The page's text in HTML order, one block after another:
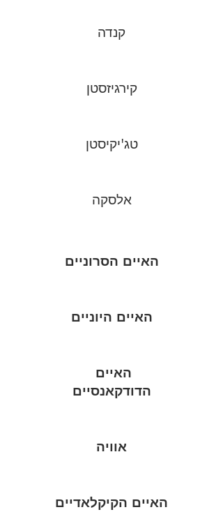
קנדה
קירגיזסטן
טג'יקיסטן
אלסקה
האיים הסרוניים
האיים היוניים
האיים
הדודקאנסיים
אוויה
האיים הקיקלאדיים